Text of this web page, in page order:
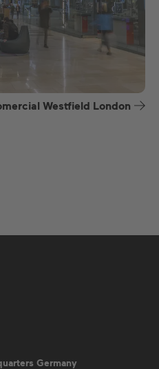
Westfield London
Germany